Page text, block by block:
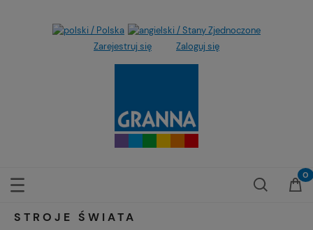
Zarejestruj się Zaloguj się
STROJE ŚWIATA